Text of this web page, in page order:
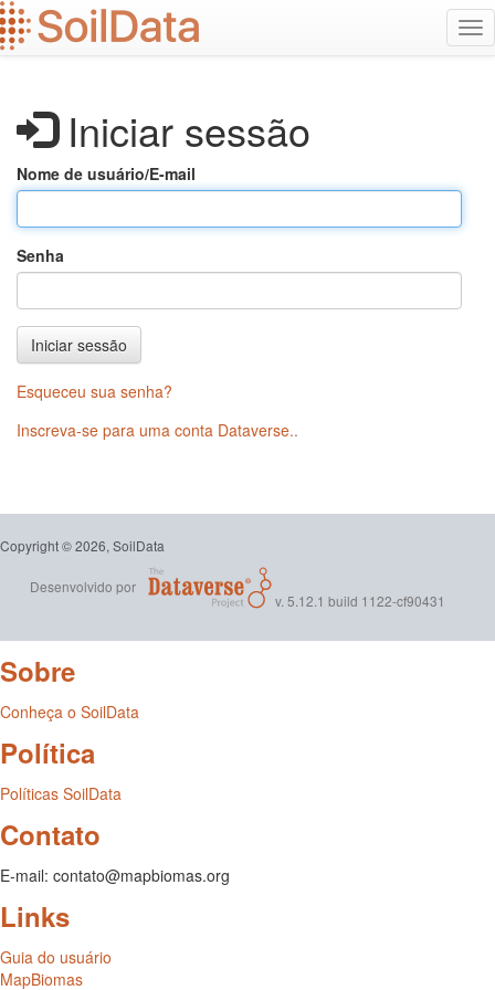
Ir
para
o
Iniciar sessão
Nome de usuário/E-mail
Senha
Iniciar sessão
Esqueceu sua senha?
Inscreva-se para uma conta Dataverse..
Copyright © 2026, SoilData
Desenvolvido por
v. 5.12.1 build 1122-cf90431
Sobre
Conheça o SoilData
Política
Políticas SoilData
Contato
E-mail: contato@mapbiomas.org
Links
Guia do usuário
MapBiomas